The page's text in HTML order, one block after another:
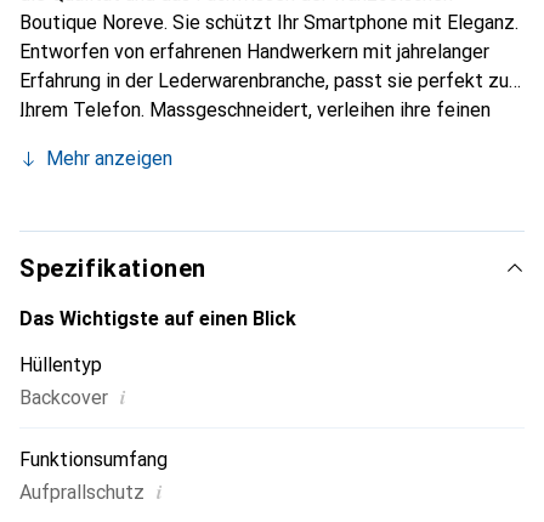
Boutique Noreve. Sie schützt Ihr Smartphone mit Eleganz.
Entworfen von erfahrenen Handwerkern mit jahrelanger
Erfahrung in der Lederwarenbranche, passt sie perfekt zu
Ihrem Telefon. Massgeschneidert, verleihen ihre feinen
und unverzichtbaren Accessoire für Ihr Smartphone. Die
Produkte anerkannt und eine zuverlässige Wahl für eine
anspruchsvolle Kundschaft.
Mehr anzeigen
Spezifikationen
Das Wichtigste auf einen Blick
Hüllentyp
Backcover i
Funktionsumfang
Aufprallschutz i